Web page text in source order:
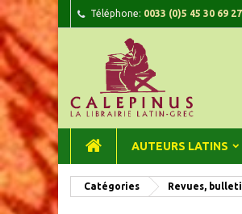
Téléphone: 0033 (0)5 45 30 69 27
AUTEURS LATINS
Catégories Revues,